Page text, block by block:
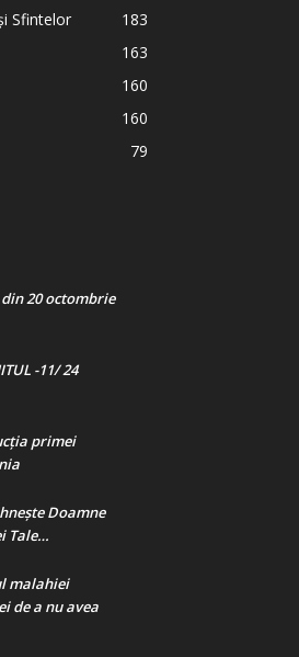
Sfintelor
183
163
160
160
79
20 octombrie
-11/ 24
primei
Doamne
Tale…
malahiei
de a nu avea